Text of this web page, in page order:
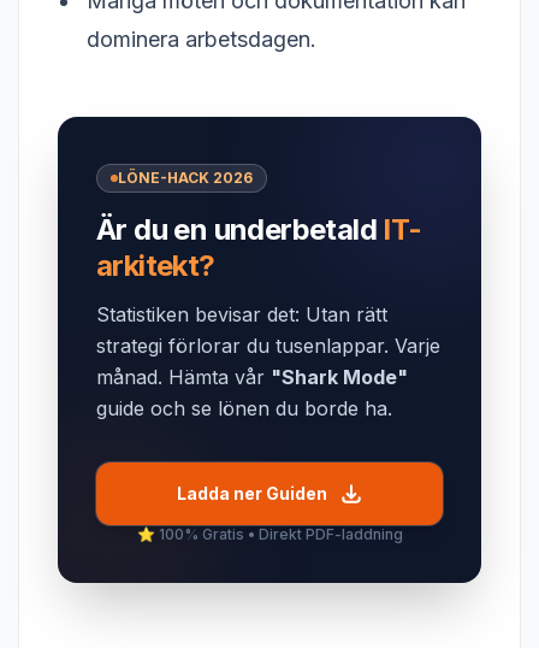
dominera arbetsdagen.
LÖNE-HACK 2026
Är du en underbetald IT-
arkitekt?
Statistiken bevisar det: Utan rätt
strategi förlorar du tusenlappar. Varje
månad. Hämta vår "Shark Mode"
guide och se lönen du borde ha.
Ladda ner Guiden
⭐️ 100% Gratis • Direkt PDF-laddning